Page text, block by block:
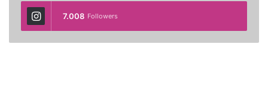
7.008 Followers